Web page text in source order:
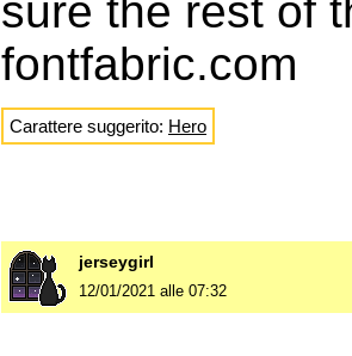
sure the rest of
fontfabric.com
Carattere suggerito: Hero
jerseygirl
12/01/2021 alle 07:32